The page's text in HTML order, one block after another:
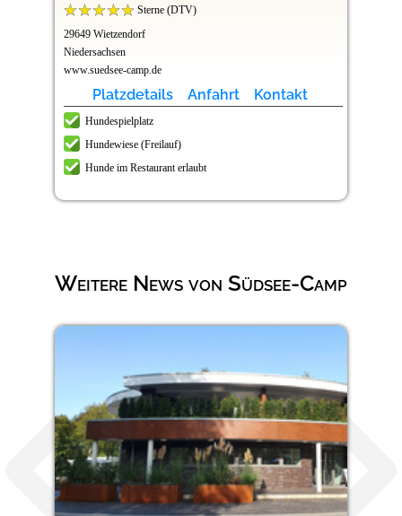
Sterne (DTV)
29649 Wietzendorf
Niedersachsen
www.suedsee-camp.de
Platzdetails Anfahrt Kontakt
Hundespielplatz
Hundewiese (Freilauf)
Hunde im Restaurant erlaubt
Weitere News von Südsee-Camp